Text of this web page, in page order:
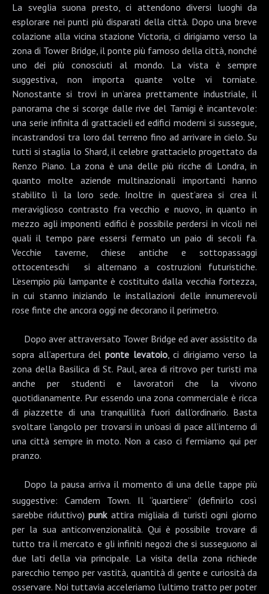
La sveglia suona presto, ci attendono diversi luoghi da
esplorare nei punti più disparati della città. Dopo una breve
colazione alla vicina stazione Victoria, ci dirigiamo verso la
zona di Tower Bridge , il ponte più famoso della città, nonché
uno dei più conosciuti al mondo. La vista è sempre
suggestiva, non importa quante volte vi torniate.
Nonostante si trovi in un’area prettamente industriale, il
panorama che si scorge dalle rive del Tamigi è incantevole:
una serie infinita di grattacieli ed edifici moderni si sussegue,
incastrandosi tra loro dal terreno fino ad arrivare in cielo. Su
tutti si staglia lo Shard , il celebre grattacielo progettato da
Renzo Piano. La zona è una delle più ricche di Londra, in
quanto molte aziende multinazionali importanti hanno
stabilito lì la loro sede. Inoltre in quest’area si crea il
meraviglioso contrasto fra vecchio e nuovo, in quanto in
mezzo agli imponenti edifici è possibile perdersi in vicoli nei
quali il tempo pare essersi fermato un paio di secoli fa.
Vecchie taverne, chiese antiche e sottopassaggi
ottocenteschi si alternano a costruzioni futuristiche.
L’esempio più lampante è costituito dalla vecchia fortezza,
in cui stanno iniziando le installazioni delle innumerevoli
rose finte che ancora oggi ne decorano il perimetro.
Dopo aver attraversato Tower Bridge ed aver assistito da
sopra all’apertura del ponte levatoio, ci dirigiamo verso la
zona della Basilica di St. Paul, area di ritrovo per turisti ma
anche per studenti e lavoratori che la vivono
quotidianamente. Pur essendo una zona commerciale è ricca
di piazzette di una tranquillità fuori dall’ordinario. Basta
svoltare l’angolo per trovarsi in un’oasi di pace all’interno di
una città sempre in moto. Non a caso ci fermiamo qui per
pranzo.
Dopo la pausa arriva il momento di una delle tappe più
suggestive: Camdem Town. Il “quartiere” (definirlo così
sarebbe riduttivo)punkattira migliaia di turisti ogni giorno
per la sua anticonvenzionalità. Qui è possibile trovare di
tutto tra il mercato e gli infiniti negozi che si susseguono ai
due lati della via principale. La visita della zona richiede
parecchio tempo per vastità, quantità di gente e curiosità da
osservare. Noi tuttavia acceleriamo l’ultimo tratto per poter